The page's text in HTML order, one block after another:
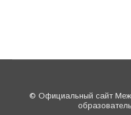
© Официальный сайт